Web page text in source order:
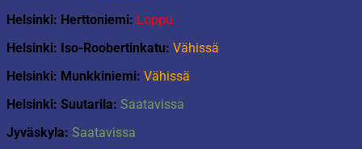
Helsinki: Herttoniemi: Loppu
Helsinki: Iso-Roobertinkatu: Vähissä
Helsinki: Munkkiniemi: Vähissä
Helsinki: Suutarila: Saatavissa
Jyväskyla: Saatavissa